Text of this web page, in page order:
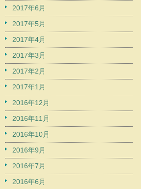
2017年6月
2017年5月
2017年4月
2017年3月
2017年2月
2017年1月
2016年12月
2016年11月
2016年10月
2016年9月
2016年7月
2016年6月